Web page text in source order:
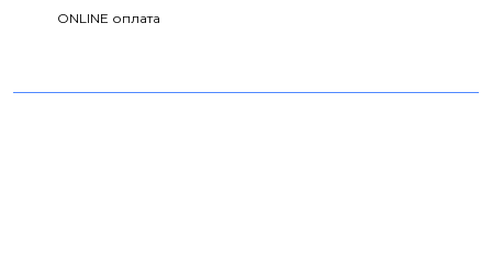
ONLINE оплата